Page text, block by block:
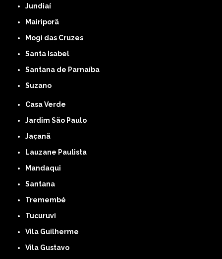
Jundiaí
Mairiporã
Mogi das Cruzes
Santa Isabel
Santana de Parnaíba
Suzano
Casa Verde
Jardim São Paulo
Jaçanã
Lauzane Paulista
Mandaqui
Santana
Tremembé
Tucuruvi
Vila Guilherme
Vila Gustavo